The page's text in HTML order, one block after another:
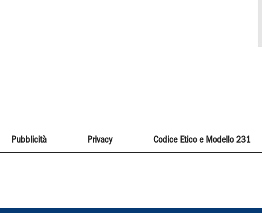
Pubblicità Privacy Codice Etico e Modello 231